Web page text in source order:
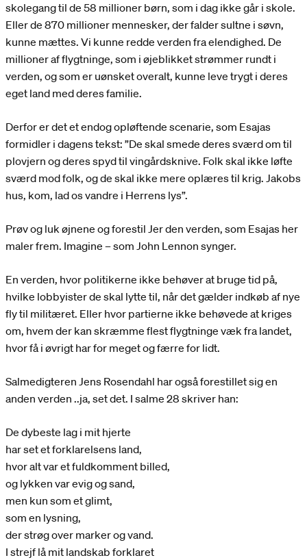
skolegang til de 58 millioner børn, som i dag ikke går i skole.
Eller de 870 millioner mennesker, der falder sultne i søvn,
kunne mættes. Vi kunne redde verden fra elendighed. De
millioner af flygtninge, som i øjeblikket strømmer rundt i
verden, og som er uønsket overalt, kunne leve trygt i deres
eget land med deres familie.
Derfor er det et endog opløftende scenarie, som Esajas
formidler i dagens tekst: ”De skal smede deres sværd om til
plovjern og deres spyd til vingårdsknive. Folk skal ikke løfte
sværd mod folk, og de skal ikke mere oplæres til krig. Jakobs
hus, kom, lad os vandre i Herrens lys”.
Prøv og luk øjnene og forestil Jer den verden, som Esajas her
maler frem. Imagine – som John Lennon synger.
En verden, hvor politikerne ikke behøver at bruge tid på,
hvilke lobbyister de skal lytte til, når det gælder indkøb af nye
fly til militæret. Eller hvor partierne ikke behøvede at kriges
om, hvem der kan skræmme flest flygtninge væk fra landet,
hvor få i øvrigt har for meget og færre for lidt.
Salmedigteren Jens Rosendahl har også forestillet sig en
anden verden ..ja, set det. I salme 28 skriver han:
De dybeste lag i mit hjerte
har set et forklarelsens land,
hvor alt var et fuldkomment billed,
og lykken var evig og sand,
men kun som et glimt,
som en lysning,
der strøg over marker og vand.
I strejf lå mit landskab forklaret